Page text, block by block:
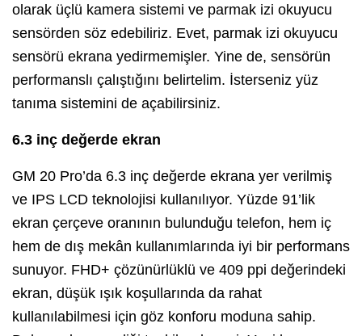
olarak üçlü kamera sistemi ve parmak izi okuyucu
sensörden söz edebiliriz. Evet, parmak izi okuyucu
sensörü ekrana yedirmemişler. Yine de, sensörün
performanslı çalıştığını belirtelim. İsterseniz yüz
tanıma sistemini de açabilirsiniz.
6.3 inç değerde ekran
GM 20 Pro’da 6.3 inç değerde ekrana yer verilmiş
ve IPS LCD teknolojisi kullanılıyor. Yüzde 91’lik
ekran çerçeve oranının bulunduğu telefon, hem iç
hem de dış mekân kullanımlarında iyi bir performans
sunuyor. FHD+ çözünürlüklü ve 409 ppi değerindeki
ekran, düşük ışık koşullarında da rahat
kullanılabilmesi için göz konforu moduna sahip.